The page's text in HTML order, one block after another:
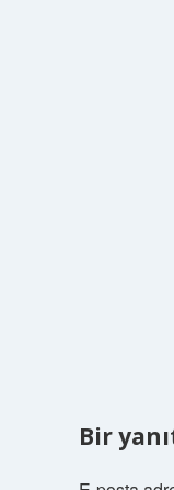
Bir